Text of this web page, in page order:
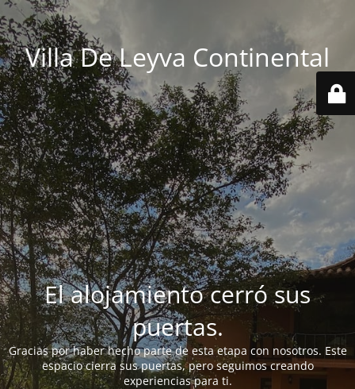
Villa De Leyva Continental
El alojamiento cerró sus
puertas.
Gracias por haber hecho parte de esta etapa con nosotros. Este
espacio cierra sus puertas, pero seguimos creando
experiencias para ti.